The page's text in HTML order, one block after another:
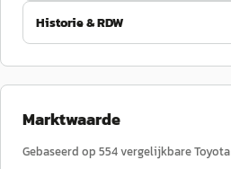
Historie & RDW
Marktwaarde
Gebaseerd op 554vergelijkbareToyota